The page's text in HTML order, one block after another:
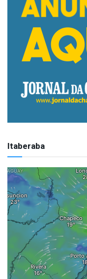
Itaberaba